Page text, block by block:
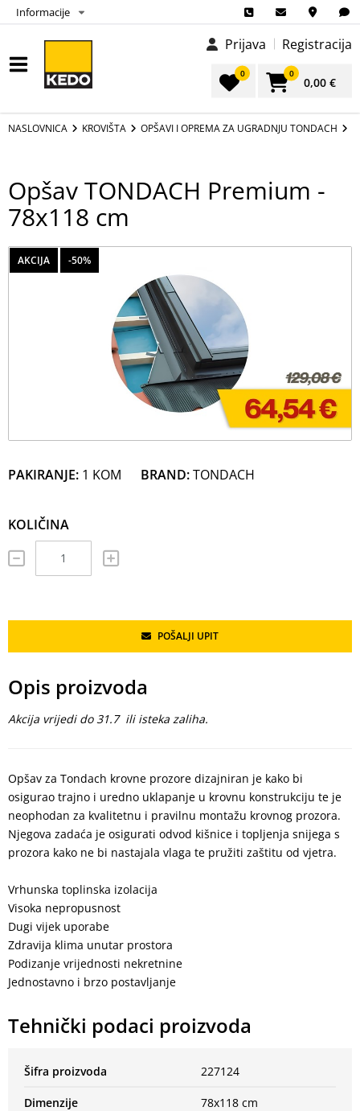
Informacije
Prijava Registracija
0 0
0,00 €
NASLOVNICA KROVIŠTA OPŠAVI I OPREMA ZA UGRADNJU TONDACH
Opšav TONDACH Premium -
78x118 cm
AKCIJA -50%
PAKIRANJE: 1 KOM BRAND:TONDACH
KOLIČINA
POŠALJI UPIT
Opis proizvoda
Akcija vrijedi do 31.7 ili isteka zaliha.
Opšav za Tondach krovne prozore dizajniran je kako bi
osigurao trajno i uredno uklapanje u krovnu konstrukciju te je
neophodan za kvalitetnu i pravilnu montažu krovnog prozora.
Njegova zadaća je osigurati odvod kišnice i topljenja snijega s
prozora kako ne bi nastajala vlaga te pružiti zaštitu od vjetra.
Vrhunska toplinska izolacija
Visoka nepropusnost
Dugi vijek uporabe
Zdravija klima unutar prostora
Podizanje vrijednosti nekretnine
Jednostavno i brzo postavljanje
Tehnički podaci proizvoda
Šifra proizvoda 227124
Dimenzije 78x118 cm